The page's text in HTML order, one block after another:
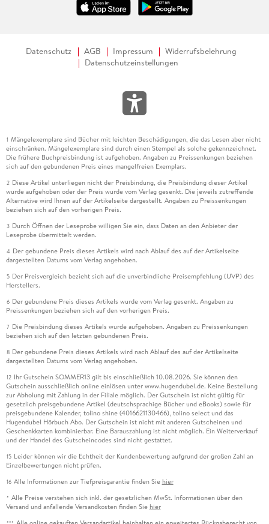
Datenschutz AGB Impressum
Widerrufsbelehrung
Datenschutzeinstellungen
1 Mängelexemplare sind Bücher mit leichten Beschädigungen, die das Lesen aber nicht
einschränken. Mängelexemplare sind durch einen Stempel als solche gekennzeichnet.
Die frühere Buchpreisbindung ist aufgehoben. Angaben zu Preissenkungen beziehen
sich auf den gebundenen Preis eines mangelfreien Exemplars.
2 Diese Artikel unterliegen nicht der Preisbindung, die Preisbindung dieser Artikel
wurde aufgehoben oder der Preis wurde vom Verlag gesenkt. Die jeweils zutreffende
Alternative wird Ihnen auf der Artikelseite dargestellt. Angaben zu Preissenkungen
beziehen sich auf den vorherigen Preis.
3 Durch Öffnen der Leseprobe willigen Sie ein, dass Daten an den Anbieter der
Leseprobe übermittelt werden.
4 Der gebundene Preis dieses Artikels wird nach Ablauf des auf der Artikelseite
dargestellten Datums vom Verlag angehoben.
5 Der Preisvergleich bezieht sich auf die unverbindliche Preisempfehlung (UVP) des
Herstellers.
6 Der gebundene Preis dieses Artikels wurde vom Verlag gesenkt. Angaben zu
Preissenkungen beziehen sich auf den vorherigen Preis.
7 Die Preisbindung dieses Artikels wurde aufgehoben. Angaben zu Preissenkungen
beziehen sich auf den letzten gebundenen Preis.
8 Der gebundene Preis dieses Artikels wird nach Ablauf des auf der Artikelseite
dargestellten Datums vom Verlag angehoben.
12 Ihr Gutschein SOMMER13 gilt bis einschließlich 10.08.2026. Sie können den
Gutschein ausschließlich online einlösen unter www.hugendubel.de. Keine Bestellung
zur Abholung mit Zahlung in der Filiale möglich. Der Gutschein ist nicht gültig für
gesetzlich preisgebundene Artikel (deutschsprachige Bücher und eBooks) sowie für
preisgebundene Kalender, tolino shine (4016621130466), tolino select und das
Hugendubel Hörbuch Abo. Der Gutschein ist nicht mit anderen Gutscheinen und
Geschenkkarten kombinierbar. Eine Barauszahlung ist nicht möglich. Ein Weiterverkauf
und der Handel des Gutscheincodes sind nicht gestattet.
15 Leider können wir die Echtheit der Kundenbewertung aufgrund der großen Zahl an
Einzelbewertungen nicht prüfen.
16 Alle Informationen zur Tiefpreisgarantie finden Sie hier
* Alle Preise verstehen sich inkl. der gesetzlichen MwSt. Informationen über den
Versand und anfallende Versandkosten finden Sie hier